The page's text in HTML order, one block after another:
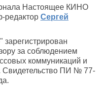
Настоящее КИНО
редактор Сергей
за соблюдением
коммуникаций и
Свидетельство ПИ № 77-